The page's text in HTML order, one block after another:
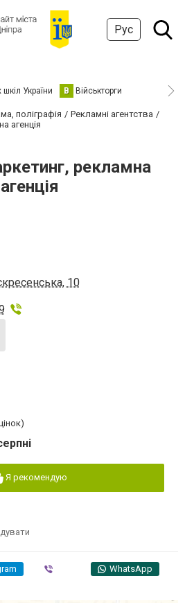
Рус
України В Військторги
поліграфія
Рекламні агентства
агенція
рекламна
агенція
10
Я рекомендую
WhatsApp